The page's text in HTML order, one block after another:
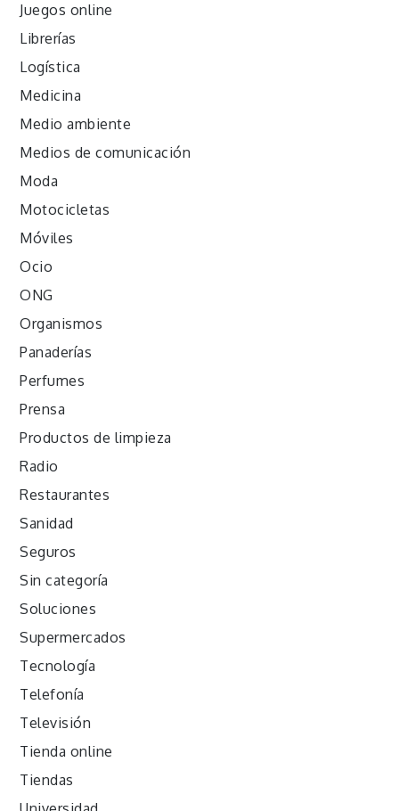
Juegos online
Librerías
Logística
Medicina
Medio ambiente
Medios de comunicación
Moda
Motocicletas
Móviles
Ocio
ONG
Organismos
Panaderías
Perfumes
Prensa
Productos de limpieza
Radio
Restaurantes
Sanidad
Seguros
Sin categoría
Soluciones
Supermercados
Tecnología
Telefonía
Televisión
Tienda online
Tiendas